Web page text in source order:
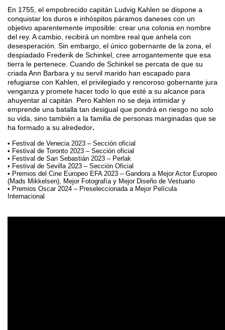
En 1755, el empobrecido capitán Ludvig Kahlen se dispone a
conquistar los duros e inhóspitos páramos daneses con un
objetivo aparentemente imposible: crear una colonia en nombre
del rey. A cambio, recibirá un nombre real que anhela con
desesperación. Sin embargo, el único gobernante de la zona, el
despiadado Frederik de Schinkel, cree arrogantemente que esa
tierra le pertenece. Cuando de Schinkel se percata de que su
criada Ann Barbara y su servil marido han escapado para
refugiarse con Kahlen, el privilegiado y rencoroso gobernante jura
venganza y promete hacer todo lo que esté a su alcance para
ahuyentar al capitán. Pero Kahlen no se deja intimidar y
emprende una batalla tan desigual que pondrá en riesgo no solo
su vida, sino también a la familia de personas marginadas que se
ha formado a su alrededor.
Festival de Venecia 2023 – Sección oficial
Festival de Toronto 2023 – Sección oficial
Festival de San Sebastián 2023 – Perlak
Festival de Sevilla 2023 – Sección Oficial
Premios del Cine Europeo EFA 2023 – Gandora a Mejor Actor Europeo
(Mads Mikkelsen), Mejor Fotografía y Mejor Diseño de Vestuario
Premios Oscar 2024 – Preseleccionada a Mejor Película
Internacional